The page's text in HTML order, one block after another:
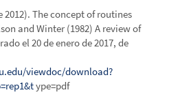
2012). The concept of routines
and Winter (1982) A review of
el 20 de enero de 2017, de
viewdoc/download?
ype=pdf